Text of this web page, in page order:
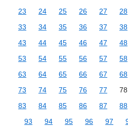
23
24 25 26 27 28
33
34 35 36 37 38
43
44 45 46 47 48
53
54 55 56 57 58
63
64 65 66 67 68
73
74 75 76 77 78
83
84 85 86 87 88
93
94 95 96 97